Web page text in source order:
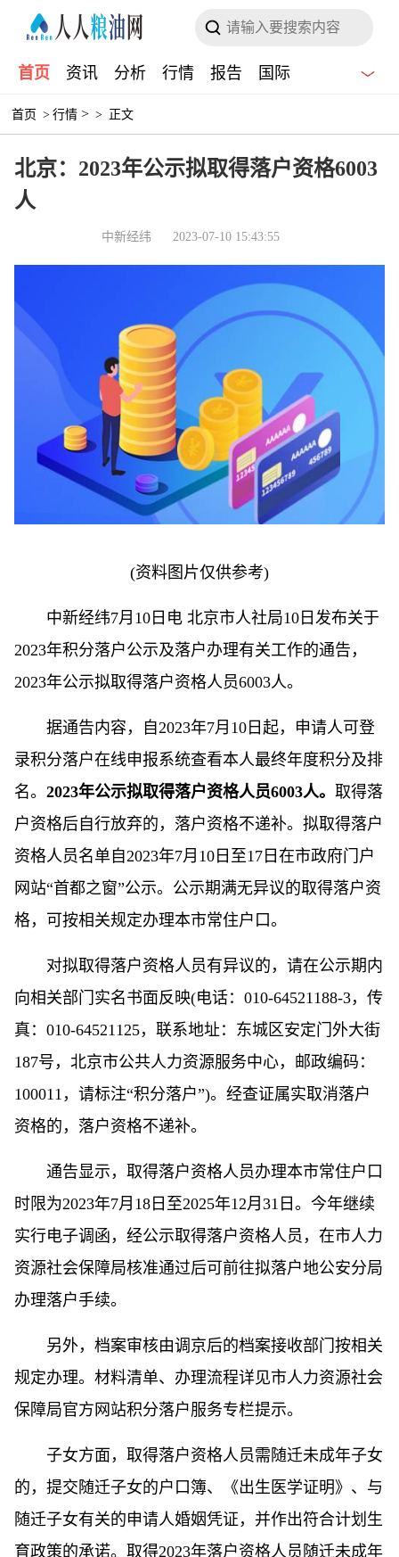
首页 资讯 分析 行情 报告 国际
首页 > 行情 > > 正文
北京：2023年公示拟取得落户资格6003
人
中新经纬 2023-07-10 15:43:55
(资料图片仅供参考)
中新经纬7月10日电 北京市人社局10日发布关于
2023年积分落户公示及落户办理有关工作的通告，
2023年公示拟取得落户资格人员6003人。
据通告内容，自2023年7月10日起，申请人可登
录积分落户在线申报系统查看本人最终年度积分及排
名。 2023年公示拟取得落户资格人员6003人。 取得落
户资格后自行放弃的，落户资格不递补。拟取得落户
资格人员名单自2023年7月10日至17日在市政府门户
网站“首都之窗”公示。公示期满无异议的取得落户资
格，可按相关规定办理本市常住户口。
对拟取得落户资格人员有异议的，请在公示期内
向相关部门实名书面反映(电话：010-64521188-3，传
真：010-64521125，联系地址：东城区安定门外大街
187号，北京市公共人力资源服务中心，邮政编码：
100011，请标注“积分落户”)。经查证属实取消落户
资格的，落户资格不递补。
通告显示，取得落户资格人员办理本市常住户口
时限为2023年7月18日至2025年12月31日。今年继续
实行电子调函，经公示取得落户资格人员，在市人力
资源社会保障局核准通过后可前往拟落户地公安分局
办理落户手续。
另外，档案审核由调京后的档案接收部门按相关
规定办理。材料清单、办理流程详见市人力资源社会
保障局官方网站积分落户服务专栏提示。
子女方面，取得落户资格人员需随迁未成年子女
的，提交随迁子女的户口簿、《出生医学证明》、与
随迁子女有关的申请人婚姻凭证，并作出符合计划生
育政策的承诺。取得2023年落户资格人员随迁未成年